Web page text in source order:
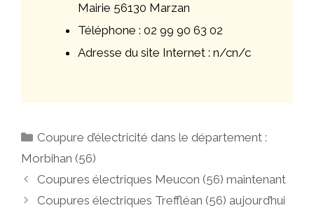
Mairie 56130 Marzan
Téléphone : 02 99 90 63 02
Adresse du site Internet : n/cn/c
Catégories
Coupure d’électricité dans le département :
Morbihan (56)
Navigation
des
Coupures électriques Meucon (56) maintenant
Coupures électriques Treffléan (56) aujourd’hui